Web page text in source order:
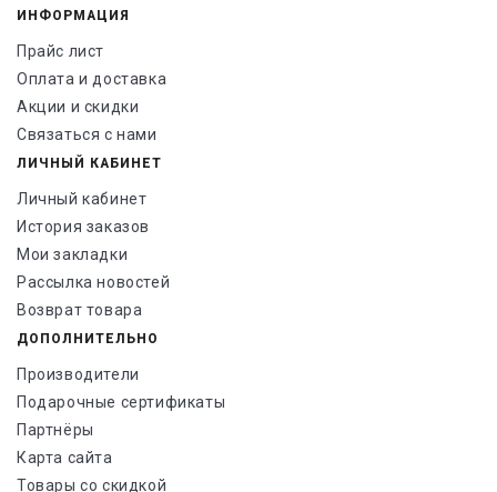
ИНФОРМАЦИЯ
Прайс лист
Оплата и доставка
Акции и скидки
Связаться с нами
ЛИЧНЫЙ КАБИНЕТ
Личный кабинет
История заказов
Мои закладки
Рассылка новостей
Возврат товара
ДОПОЛНИТЕЛЬНО
Производители
Подарочные сертификаты
Партнёры
Карта сайта
Товары со скидкой